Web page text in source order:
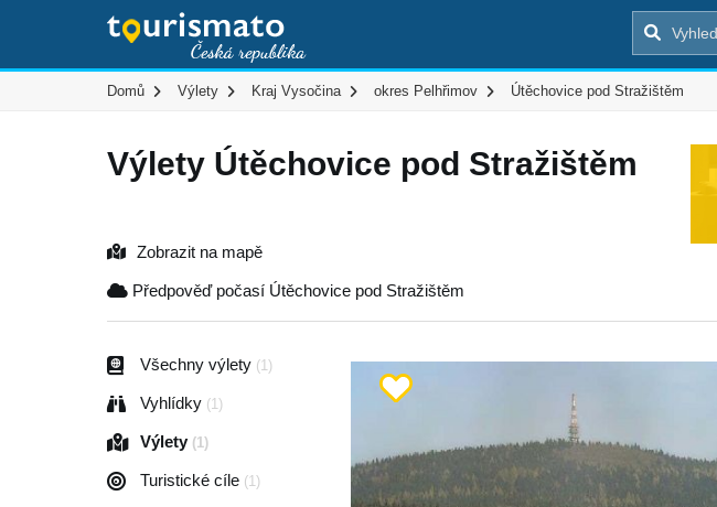
Domů Výlety Kraj Vysočina okres Pelhřimov Útěchovice pod Stražištěm
Výlety Útěchovice pod Stražištěm
Zobrazit na mapě
Předpověď počasí Útěchovice pod Stražištěm
Všechny výlety (1)
Vyhlídky (1)
Výlety (1)
Turistické cíle (1)